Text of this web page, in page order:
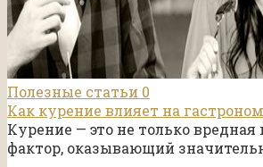
Полезные статьи 0
Как курение влияет на
Курение — это не только
фактор, оказывающий